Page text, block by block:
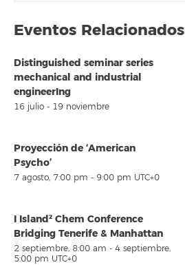
Eventos Relacionados
Distinguished seminar series
mechanical and industrial
engineerIng
16 julio - 19 noviembre
Proyección de ‘American
Psycho’
7 agosto, 7:00 pm - 9:00 pm UTC+0
I Island² Chem Conference
Bridging Tenerife & Manhattan
2 septiembre, 8:00 am - 4 septiembre,
5:00 pm UTC+0